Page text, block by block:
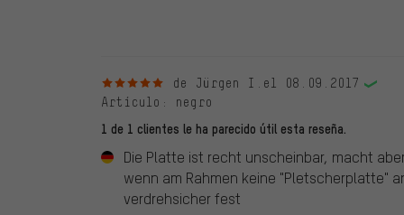
5 de 5 estrellasde Jürgen I. el 08.09.2017
Artículo : negro
1 de 1 clientes le ha parecido útil esta reseña.
Die Platte ist recht unscheinbar, macht
wenn am Rahmen keine "Pletscherplatte"
verdrehsicher fest